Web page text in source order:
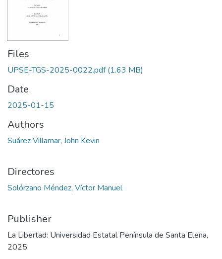
Files
UPSE-TGS-2025-0022.pdf(1.63 MB)
Date
2025-01-15
Authors
Suárez Villamar, John Kevin
Directores
Solórzano Méndez, Víctor Manuel
Publisher
La Libertad: Universidad Estatal Península de Santa Elena,
2025